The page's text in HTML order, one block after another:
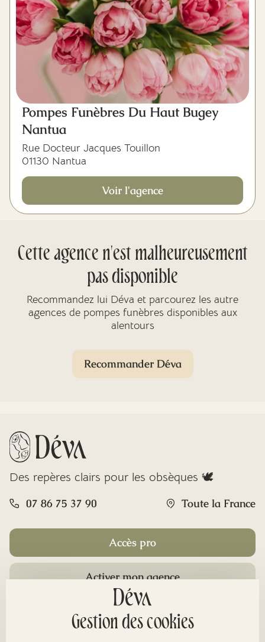
Pompes Funèbres Du Haut Bugey
Nantua
Rue Docteur Jacques Touillon
01130 Nantua
Voir l'agence
Cette agence n'est malheureusement
pas disponible
Recommandez lui Déva et parcourez les autre
agences de pompes funèbres disponibles aux
alentours
Recommander Déva
Des repères clairs pour les obsèques 🕊️
07 86 75 37 90 Toute la France
Accès pro
Activer mon agence
Gestion des cookies